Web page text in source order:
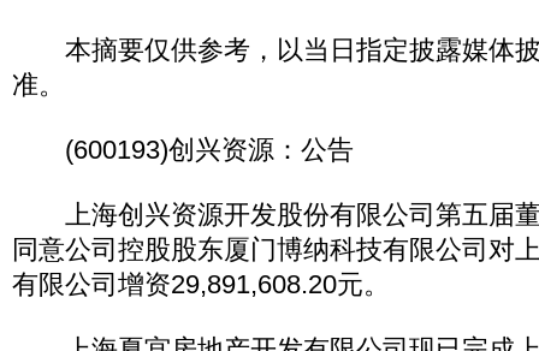
本摘要仅供参考，以当日指定披露媒体
准。
(600193)创兴资源：公告
上海创兴资源开发股份有限公司第五届
同意公司控股股东厦门博纳科技有限公司对
有限公司增资29,891,608.20元。